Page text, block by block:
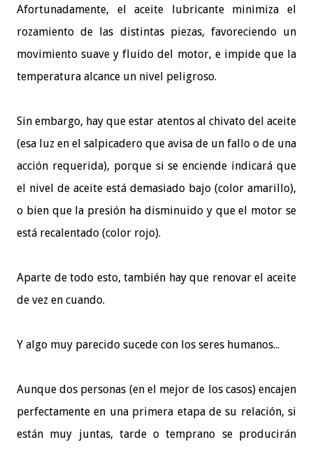
Afortunadamente, el aceite lubricante minimiza el
rozamiento de las distintas piezas, favoreciendo un
movimiento suave y fluido del motor, e impide que la
temperatura alcance un nivel peligroso.
Sin embargo, hay que estar atentos al chivato del aceite
(esa luz en el salpicadero que avisa de un fallo o de una
acción requerida), porque si se enciende indicará que
el nivel de aceite está demasiado bajo (color amarillo),
o bien que la presión ha disminuido y que el motor se
está recalentado (color rojo).
Aparte de todo esto, también hay que renovar el aceite
de vez en cuando.
Y algo muy parecido sucede con los seres humanos...
Aunque dos personas (en el mejor de los casos) encajen
perfectamente en una primera etapa de su relación, si
están muy juntas, tarde o temprano se producirán